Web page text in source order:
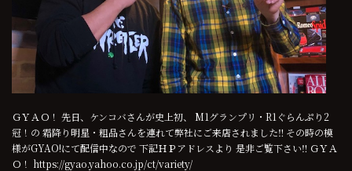
ＧＹＡＯ！ 先日、ケンコバさんが史上初、 M1グランプリ・R1ぐらんぷり2
冠！の 霜降り明星・粗品さんを連れて弊社にご来店されました‼︎ その時の模
様がGYAO!にて配信中なので 下記ＨＰアドレスより 是非ご覧下さい‼︎ ＧＹＡ
Ｏ！ https://gyao.yahoo.co.jp/ct/variety/